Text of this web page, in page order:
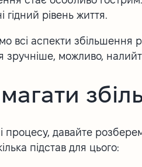
гідний рівень життя.
всі аспекти збільшення
зручніше, можливо,
давайте
підстав для цього: